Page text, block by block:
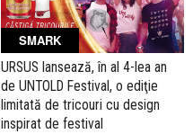
SMARK
URSUS lansează, în al 4-lea an
de UNTOLD Festival, o ediţie
limitată de tricouri cu design
inspirat de festival